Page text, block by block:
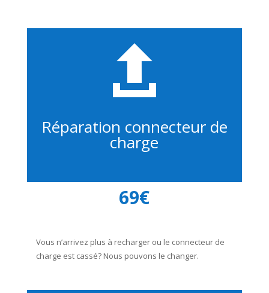

Réparation connecteur de
charge
69€
Vous n’arrivez plus à recharger ou le connecteur de
charge est cassé? Nous pouvons le changer.